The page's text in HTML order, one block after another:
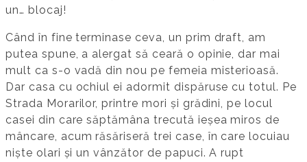
un… blocaj!
Când în fine terminase ceva, un prim draft, am
putea spune, a alergat să ceară o opinie, dar mai
mult ca s-o vadă din nou pe femeia misterioasă.
Dar casa cu ochiul ei adormit dispăruse cu totul. Pe
Strada Morarilor, printre mori și grădini, pe locul
casei din care săptămâna trecută ieșea miros de
mâncare, acum răsăriseră trei case, în care locuiau
niște olari și un vânzător de papuci. A rupt